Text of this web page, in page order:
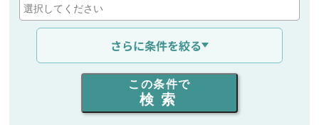
通信距離を選ぶ
出力を選ぶ
同時通話人数を選ぶ
さらに条件を絞る
この条件で
検索